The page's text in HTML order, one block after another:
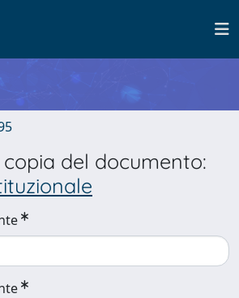
copia del documento: